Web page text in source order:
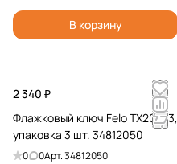
В корзину
2 340 ₽
Флажковый ключ Felo TX20x43,
упаковка 3 шт. 34812050
0 0Арт.34812050